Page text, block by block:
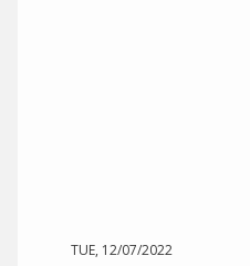
TUE, 12/07/2022